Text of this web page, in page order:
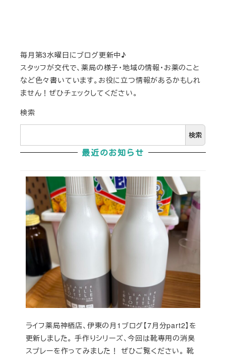
毎月第3水曜日にブログ更新中♪
スタッフが交代で、薬局の様子・地域の情報・お薬のこと
など色々書いています。お役に立つ情報があるかもしれ
ません！ぜひチェックしてください。
検索
検索
最近のお知らせ
ライフ薬局神栖店、伊東の月1ブログ【7月分part2】を
更新しました。 手作りシリーズ、今回は靴専用の消臭
スプレーを作ってみました！ ぜひご覧ください。 靴